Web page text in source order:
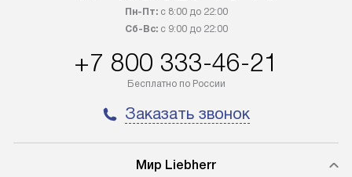
Пн-Пт:с 8:00 до 22:00
Сб-Вс:с 9:00 до 22:00
+7 800 333-46-21
Бесплатно по России
Заказать звонок
Мир Liebherr